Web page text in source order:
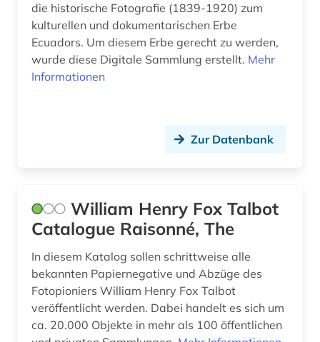
photographie (2)
plakat (1)
polen (1)
poster (1)
programmierung (2)
präsentation (1)
quelle (2)
raumfahrt (1)
die historische Fotografie (1839-1920) zum
kulturellen und dokumentarischen Erbe
Ecuadors. Um diesem Erbe gerecht zu werden,
wurde diese Digitale Sammlung erstellt. Mehr
Informationen
Zur Datenbank
William Henry Fox Talbot
Catalogue Raisonné, The
In diesem Katalog sollen schrittweise alle
bekannten Papiernegative und Abzüge des
Fotopioniers William Henry Fox Talbot
veröffentlicht werden. Dabei handelt es sich um
ca. 20.000 Objekte in mehr als 100 öffentlichen